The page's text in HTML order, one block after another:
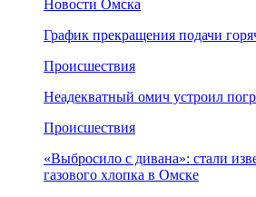
Новости Омска
График прекращения подачи
Происшествия
Неадекватный омич устроил
Происшествия
«Выбросило с дивана»: стали
газового хлопка в Омске